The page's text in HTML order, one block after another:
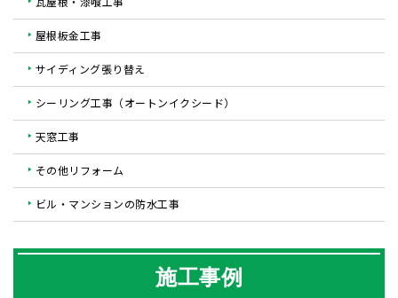
屋根板金工事
サイディング張り替え
シーリング工事（オートンイクシード）
天窓工事
その他リフォーム
ビル・マンションの防水工事
施工事例